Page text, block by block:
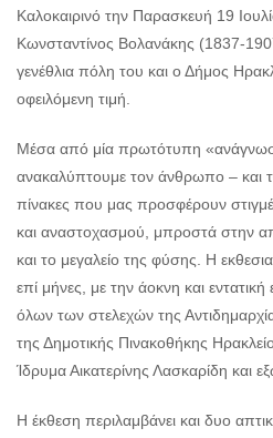
Καλοκαιρινό την Παρασκευή 19
Κωνσταντίνος Βολανάκης (1837-
γενέθλια πόλη του και ο Δήμος
οφειλόμενη τιμή.
Μέσα από μία πρωτότυπη
ανακαλύπτουμε τον άνθρωπο – και
πίνακες που μας προσφέρουν
και αναστοχασμού, μπροστά στην
και το μεγαλείο της φύσης. Η
επί μήνες, με την άοκνη και
όλων των στελεχών της
της Δημοτικής Πινακοθήκης
Ίδρυμα Αικατερίνης Λασκαρίδη και
H έκθεση περιλαμβάνει και δυο